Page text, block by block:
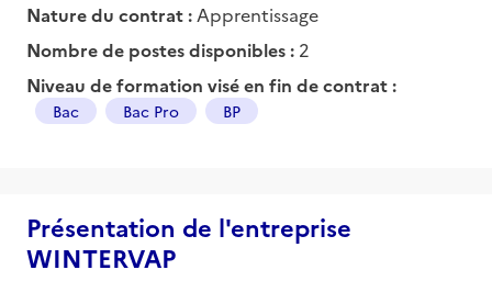
Nature du contrat : Apprentissage
Nombre de postes disponibles : 2
Niveau de formation visé en fin de contrat :
Bac Bac Pro BP
Présentation de l'entreprise
WINTERVAP